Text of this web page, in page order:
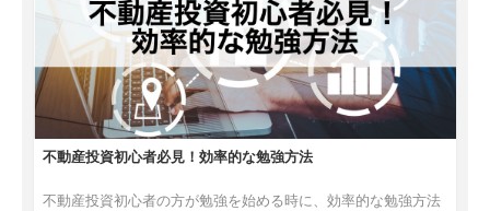
不動産投資初心者必見！効率的な勉強方法
不動産投資初心者の方が勉強を始める時に、効率的な勉強方法